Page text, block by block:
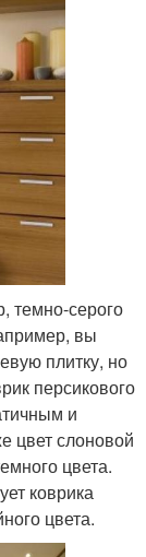
темно-серого
вы
плитку, но
персикового
и
цвет слоновой
цвета.
коврика
цвета.